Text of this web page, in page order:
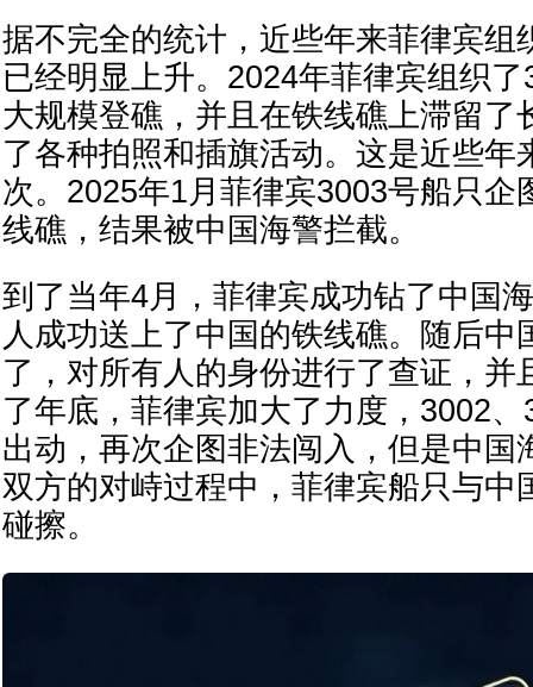
据不完全的统计，近些年来菲律宾组
已经明显上升。2024年菲律宾组织
大规模登礁，并且在铁线礁上滞留了
了各种拍照和插旗活动。这是近些年
次。2025年1月菲律宾3003号船只企
线礁，结果被中国海警拦截。
到了当年4月，菲律宾成功钻了中国
人成功送上了中国的铁线礁。随后中
了，对所有人的身份进行了查证，并
了年底，菲律宾加大了力度，3002
出动，再次企图非法闯入，但是中国
双方的对峙过程中，菲律宾船只与中
碰擦。